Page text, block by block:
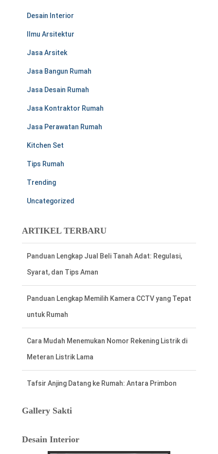
Desain Interior
Ilmu Arsitektur
Jasa Arsitek
Jasa Bangun Rumah
Jasa Desain Rumah
Jasa Kontraktor Rumah
Jasa Perawatan Rumah
Kitchen Set
Tips Rumah
Trending
Uncategorized
ARTIKEL TERBARU
Panduan Lengkap Jual Beli Tanah Adat: Regulasi,
Syarat, dan Tips Aman
Panduan Lengkap Memilih Kamera CCTV yang Tepat
untuk Rumah
Cara Mudah Menemukan Nomor Rekening Listrik di
Meteran Listrik Lama
Tafsir Anjing Datang ke Rumah: Antara Primbon
Agar Tidak Keliru
Gallery Sakti
Desain Interior